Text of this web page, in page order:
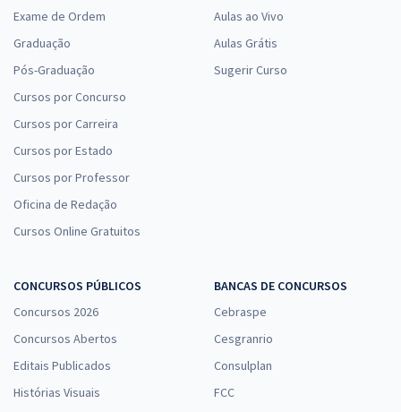
Exame de Ordem
Graduação
Pós-Graduação
Cursos por Concurso
Cursos por Carreira
Cursos por Estado
Cursos por Professor
Oficina de Redação
Cursos Online Gratuitos
Aulas ao Vivo
Aulas Grátis
Sugerir Curso
CONCURSOS PÚBLICOS
Concursos 2026
Concursos Abertos
Editais Publicados
Histórias Visuais
BANCAS DE CONCURSOS
Cebraspe
Cesgranrio
Consulplan
FCC